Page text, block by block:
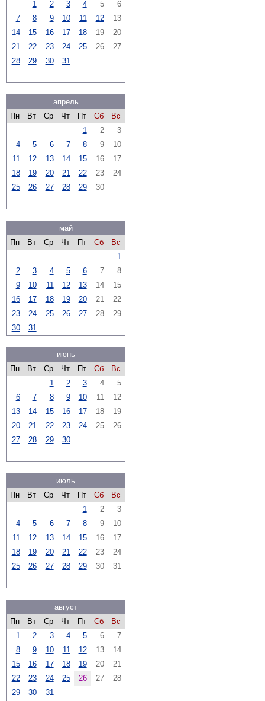
1 2 3 4 5
6
7
8 9 10 11 12
13
14
15 16 17 18 19
20
21
22 23 24 25 26
27
28
29 30 31
апрель
Пн
Вт Ср Чт Пт Сб
Вс
1
2
3
4
5 6 7 8 9
10
11
12 13 14 15 16
17
18
19 20 21 22 23
24
25
26 27 28 29 30
май
Пн
Вт Ср Чт Пт Сб
Вс
1
2
3 4 5 6 7
8
9
10 11 12 13 14
15
16
17 18 19 20 21
22
23
24 25 26 27 28
29
30
31
июнь
Пн
Вт Ср Чт Пт Сб
Вс
1
2 3 4
5
6
7 8 9 10 11
12
13
14 15 16 17 18
19
20
21 22 23 24 25
26
27
28 29 30
июль
Пн
Вт Ср Чт Пт Сб
Вс
1
2
3
4
5 6 7 8 9
10
11
12 13 14 15 16
17
18
19 20 21 22 23
24
25
26 27 28 29 30 31
август
Пн
Вт Ср Чт Пт Сб
Вс
1
2 3 4 5 6
7
8
9 10 11 12 13
14
15
16 17 18 19 20
21
22
23 24 25 26 27
28
29
30 31